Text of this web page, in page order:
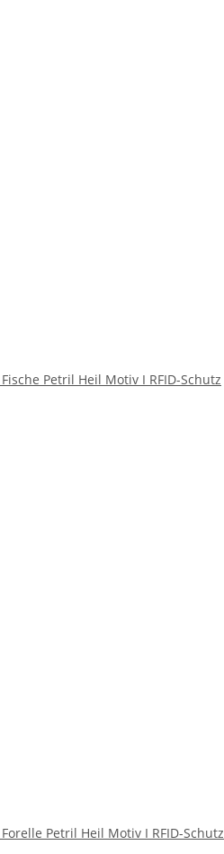
Petril Heil Motiv I RFID-Schutz
Petril Heil Motiv I RFID-Schutz